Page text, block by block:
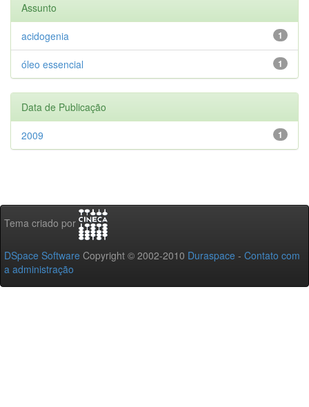
Assunto
1
acidogenia
1
óleo essencial
Data de Publicação
1
2009
Tema criado por
DSpace Software Copyright © 2002-2010 Duraspace - Contato com
a administração